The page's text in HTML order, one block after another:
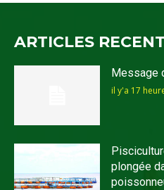
ARTICLES
Message
il y'a 17
plongée